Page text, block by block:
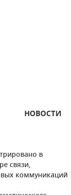
НОВОСТИ
в
связи,
коммуникаций